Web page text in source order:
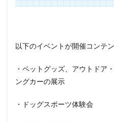
以下のイベントが開催コンテ
・ペットグッズ、アウトドア
ングカーの展示
・ドッグスポーツ体験会